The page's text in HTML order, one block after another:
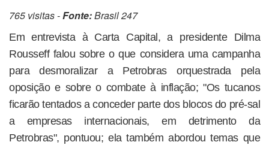
765 visitas -Fonte:Brasil 247
Em entrevista à Carta Capital, a presidente Dilma
Rousseff falou sobre o que considera uma campanha
para desmoralizar a Petrobras orquestrada pela
oposição e sobre o combate à inflação; "Os tucanos
ficarão tentados a conceder parte dos blocos do pré-sal
a empresas internacionais, em detrimento da
Petrobras", pontuou; ela também abordou temas que